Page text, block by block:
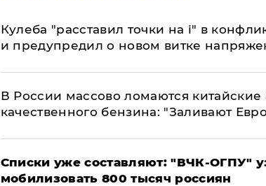
Кулеба "расставил точки на і" в
и предупредил о новом витке
В России массово ломаются китайские
качественного бензина: "Заливают
Списки уже составляют: "ВЧК-ОГПУ"
мобилизовать 800 тысяч россиян